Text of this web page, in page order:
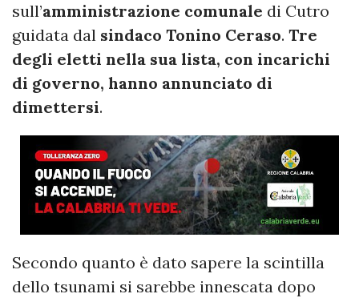
sull’amministrazione comunale di Cutro
guidata dal sindaco Tonino Ceraso. Tre
degli eletti nella sua lista, con incarichi
di governo, hanno annunciato di
dimettersi.
Secondo quanto è dato sapere la scintilla
dello tsunami si sarebbe innescata dopo